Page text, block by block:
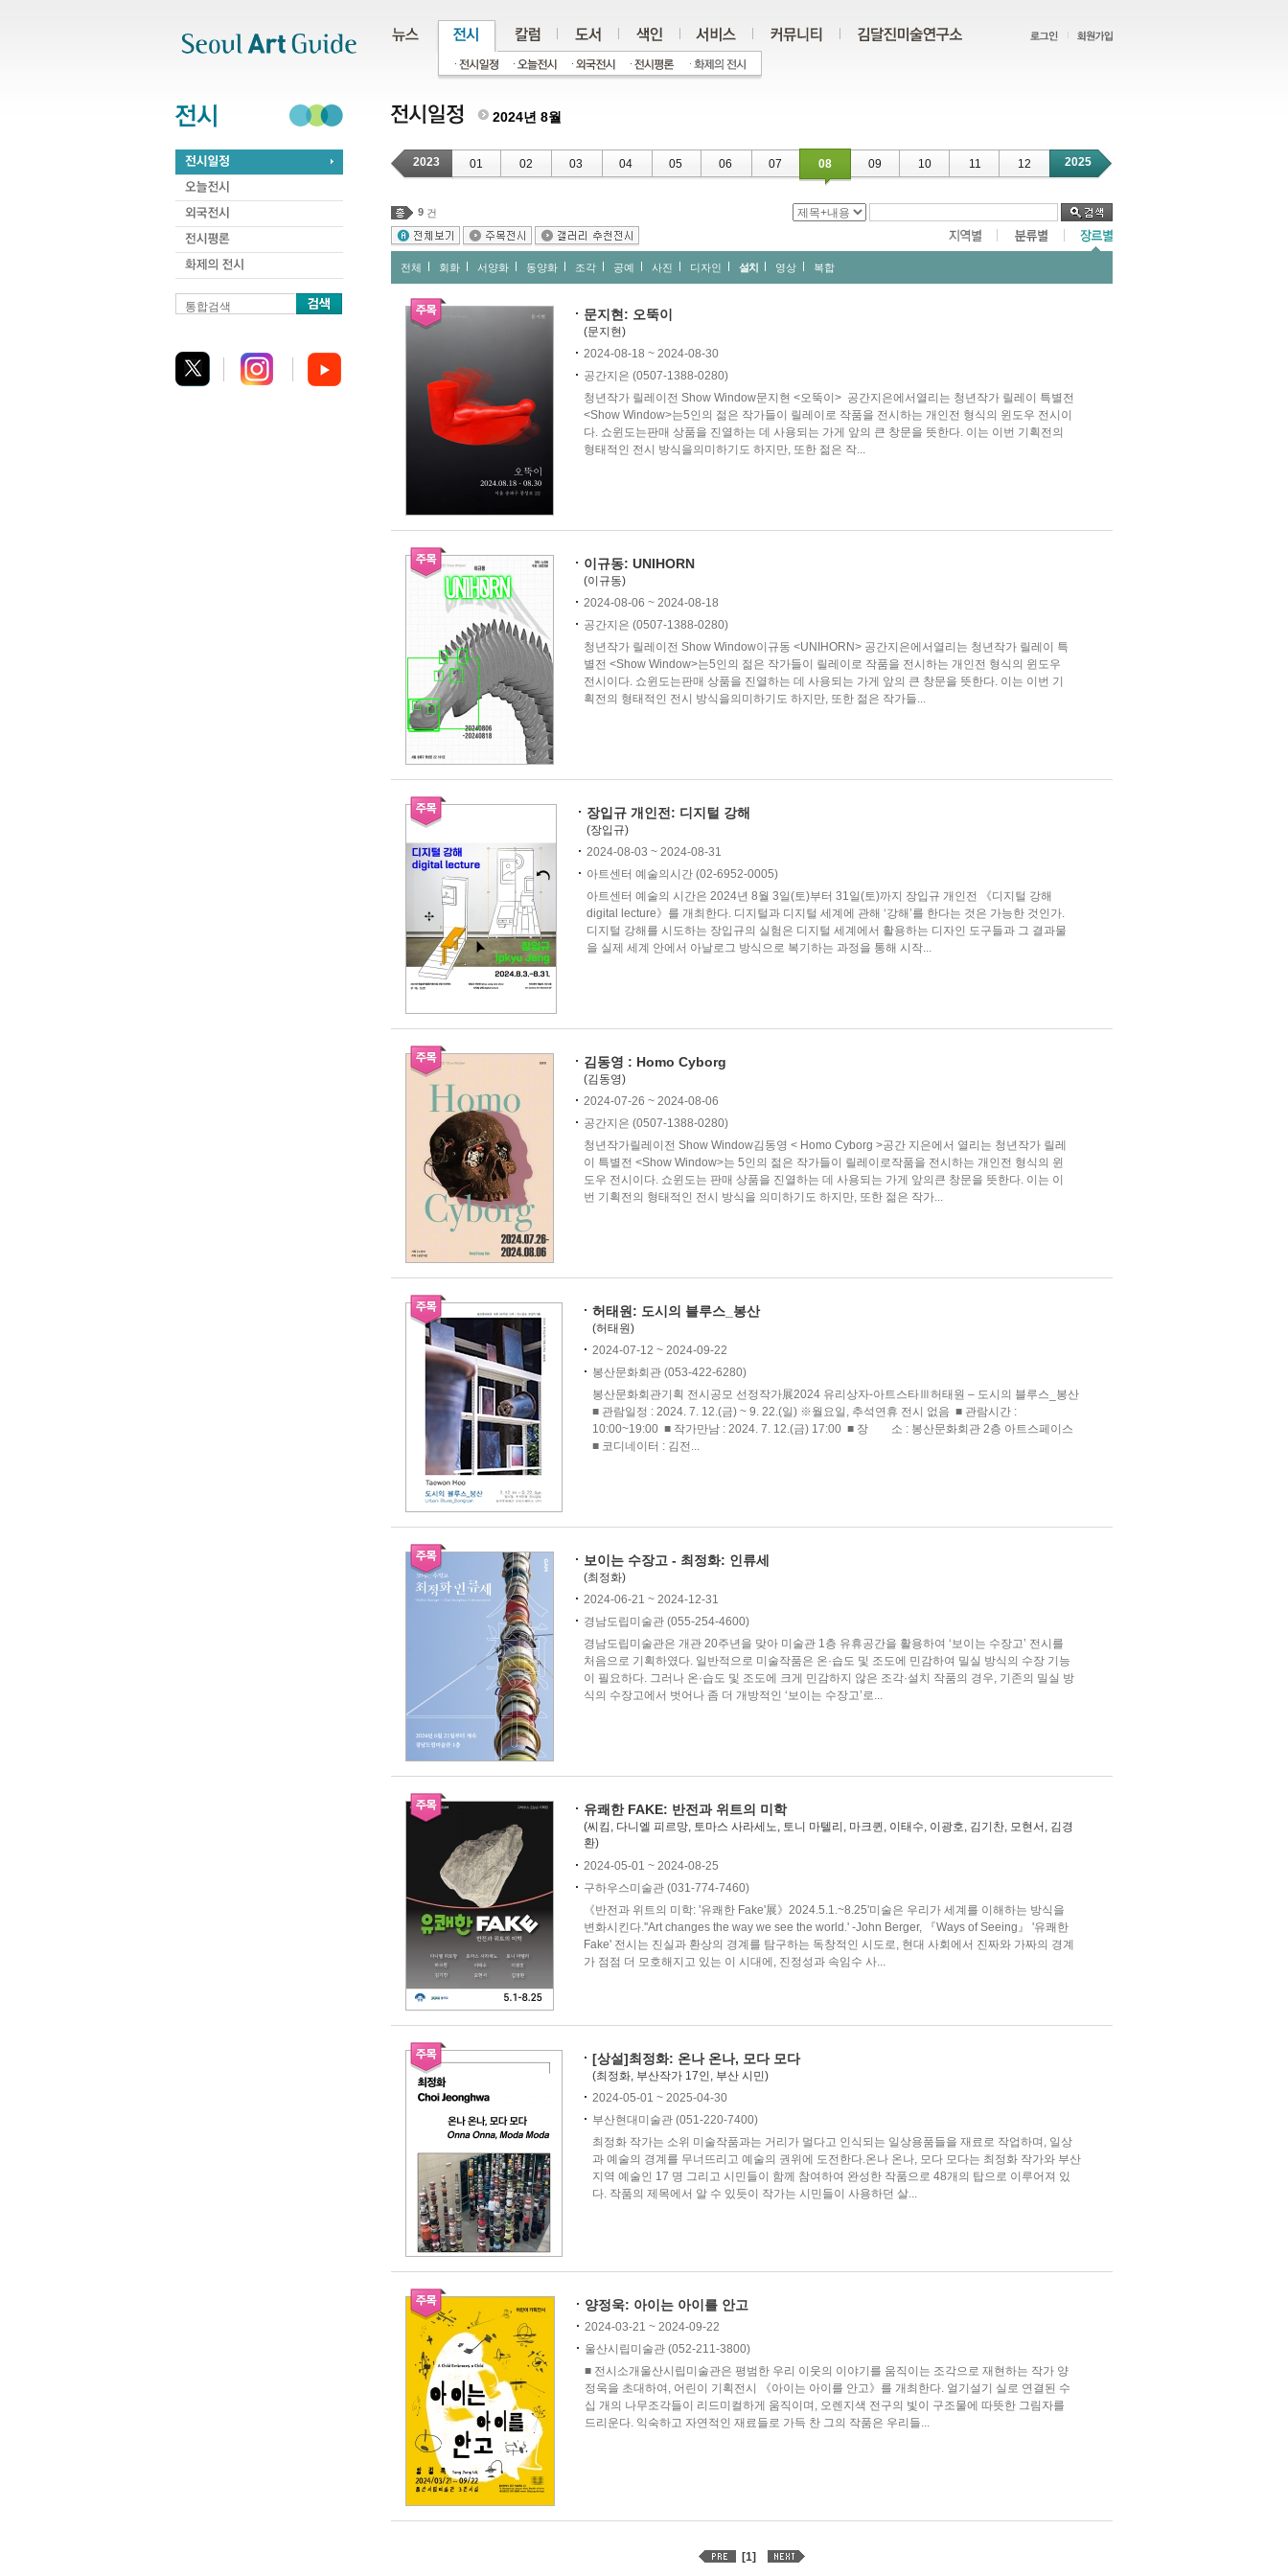
통합검색
2024년 8월
2023 01 02 03 04 05 06 07 08 09 10 11 12 2025
9 건
전체 회화 서양화 동양화 조각 공예 사진 디자인 설치 영상 복합
문지현: 오뚝이
(문지현)
2024-08-18 ~ 2024-08-30
공간지은 (0507-1388-0280)
청년작가 릴레이전 Show Window문지현 <오뚝이> 공간지은에서열리는 청년작가 릴레이 특별전
<Show Window>는5인의 젊은 작가들이 릴레이로 작품을 전시하는 개인전 형식의 윈도우 전시이
다. 쇼윈도는판매 상품을 진열하는 데 사용되는 가게 앞의 큰 창문을 뜻한다. 이는 이번 기획전의
형태적인 전시 방식을의미하기도 하지만, 또한 젊은 작...
이규동: UNIHORN
(이규동)
2024-08-06 ~ 2024-08-18
공간지은 (0507-1388-0280)
청년작가 릴레이전 Show Window이규동 <UNIHORN> 공간지은에서열리는 청년작가 릴레이 특
별전 <Show Window>는5인의 젊은 작가들이 릴레이로 작품을 전시하는 개인전 형식의 윈도우
전시이다. 쇼윈도는판매 상품을 진열하는 데 사용되는 가게 앞의 큰 창문을 뜻한다. 이는 이번 기
획전의 형태적인 전시 방식을의미하기도 하지만, 또한 젊은 작가들...
장입규 개인전: 디지털 강해
(장입규)
2024-08-03 ~ 2024-08-31
아트센터 예술의시간 (02-6952-0005)
아트센터 예술의 시간은 2024년 8월 3일(토)부터 31일(토)까지 장입규 개인전 《디지털 강해
digital lecture》를 개최한다. 디지털과 디지털 세계에 관해 ‘강해’를 한다는 것은 가능한 것인가.
디지털 강해를 시도하는 장입규의 실험은 디지털 세계에서 활용하는 디자인 도구들과 그 결과물
을 실제 세계 안에서 아날로그 방식으로 복기하는 과정을 통해 시작...
김동영 : Homo Cyborg
(김동영)
2024-07-26 ~ 2024-08-06
공간지은 (0507-1388-0280)
청년작가릴레이전 Show Window김동영 < Homo Cyborg >공간 지은에서 열리는 청년작가 릴레
이 특별전 <Show Window>는 5인의 젊은 작가들이 릴레이로작품을 전시하는 개인전 형식의 윈
도우 전시이다. 쇼윈도는 판매 상품을 진열하는 데 사용되는 가게 앞의큰 창문을 뜻한다. 이는 이
번 기획전의 형태적인 전시 방식을 의미하기도 하지만, 또한 젊은 작가...
허태원: 도시의 블루스_봉산
(허태원)
2024-07-12 ~ 2024-09-22
봉산문화회관 (053-422-6280)
봉산문화회관기획 전시공모 선정작가展2024 유리상자-아트스타Ⅲ허태원 – 도시의 블루스_봉산
■ 관람일정 : 2024. 7. 12.(금) ~ 9. 22.(일) ※월요일, 추석연휴 전시 없음 ■ 관람시간 :
10:00~19:00 ■ 작가만남 : 2024. 7. 12.(금) 17:00 ■ 장 소 : 봉산문화회관 2층 아트스페이스
■ 코디네이터 : 김전...
보이는 수장고 - 최정화: 인류세
(최정화)
2024-06-21 ~ 2024-12-31
경남도립미술관 (055-254-4600)
경남도립미술관은 개관 20주년을 맞아 미술관 1층 유휴공간을 활용하여 ‘보이는 수장고’ 전시를
처음으로 기획하였다. 일반적으로 미술작품은 온·습도 및 조도에 민감하여 밀실 방식의 수장 기능
이 필요하다. 그러나 온·습도 및 조도에 크게 민감하지 않은 조각·설치 작품의 경우, 기존의 밀실 방
식의 수장고에서 벗어나 좀 더 개방적인 ‘보이는 수장고’로...
유쾌한 FAKE: 반전과 위트의 미학
(씨킴, 다니엘 피르망, 토마스 사라세노, 토니 마텔리, 마크퀸, 이태수, 이광호, 김기찬, 모현서, 김경
환)
2024-05-01 ~ 2024-08-25
구하우스미술관 (031-774-7460)
《반전과 위트의 미학: '유쾌한 Fake'展》2024.5.1.~8.25'미술은 우리가 세계를 이해하는 방식을
변화시킨다.''Art changes the way we see the world.' -John Berger, 『Ways of Seeing』 '유쾌한
Fake' 전시는 진실과 환상의 경계를 탐구하는 독창적인 시도로, 현대 사회에서 진짜와 가짜의 경계
가 점점 더 모호해지고 있는 이 시대에, 진정성과 속임수 사...
[상설]최정화: 온나 온나, 모다 모다
(최정화, 부산작가 17인, 부산 시민)
2024-05-01 ~ 2025-04-30
부산현대미술관 (051-220-7400)
최정화 작가는 소위 미술작품과는 거리가 멀다고 인식되는 일상용품들을 재료로 작업하며, 일상
과 예술의 경계를 무너뜨리고 예술의 권위에 도전한다.온나 온나, 모다 모다는 최정화 작가와 부산
지역 예술인 17 명 그리고 시민들이 함께 참여하여 완성한 작품으로 48개의 탑으로 이루어져 있
다. 작품의 제목에서 알 수 있듯이 작가는 시민들이 사용하던 살...
양정욱: 아이는 아이를 안고
2024-03-21 ~ 2024-09-22
울산시립미술관 (052-211-3800)
■ 전시소개울산시립미술관은 평범한 우리 이웃의 이야기를 움직이는 조각으로 재현하는 작가 양
정욱을 초대하여, 어린이 기획전시 《아이는 아이를 안고》를 개최한다. 얼기설기 실로 연결된 수
십 개의 나무조각들이 리드미컬하게 움직이며, 오렌지색 전구의 빛이 구조물에 따뜻한 그림자를
드리운다. 익숙하고 자연적인 재료들로 가득 찬 그의 작품은 우리들...
[1]